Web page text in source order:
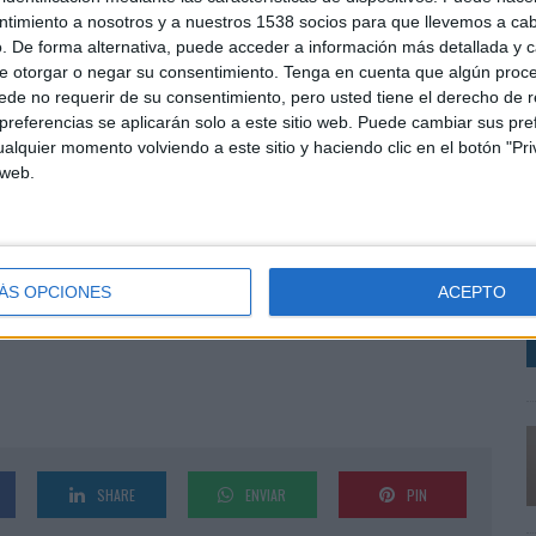
a nosotros y a nuestros 1538 socios para que llevemos a
De forma alternativa, puede acceder a información más detallada y
otorgar o negar su consentimiento. Tenga en cuenta que algún
no requerir de su consentimiento, pero usted tiene el derecho de
se aplicarán solo a este sitio web. Puede cambiar sus
momento volviendo a este sitio y haciendo clic en el botón
OPCIONES ACEPTO
“Estoy muy orgulloso de haber podido
de la agencia, algo que ha sido posible
por la innovación y los nuevos medios”.
clientes en sus estrategias de
Banco Santander, BBVA, El Corte Inglés, DIA o
de Estudios Financieros (CUNEF) y luego
En el ámbito profesional, tras siete años como
decidió apostar de manera decidida por el
en Serviceplan. En 2020 se unió a Apple Tree
SHARE ENVIAR PIN